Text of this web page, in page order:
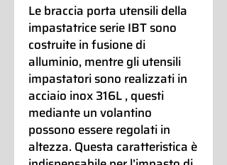
Le braccia porta utensili della
impastatrice serie IBT sono
costruite in fusione di
alluminio, mentre gli utensili
impastatori sono realizzati in
acciaio inox 316L , questi
mediante un volantino
possono essere regolati in
altezza. Questa caratteristica è